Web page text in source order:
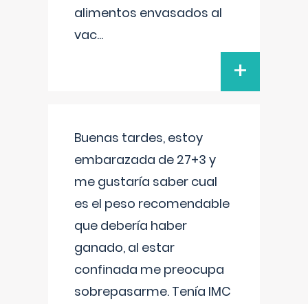
alimentos envasados al
vac...
+
Buenas tardes, estoy
embarazada de 27+3 y
me gustaría saber cual
es el peso recomendable
que debería haber
ganado, al estar
confinada me preocupa
sobrepasarme. Tenía IMC